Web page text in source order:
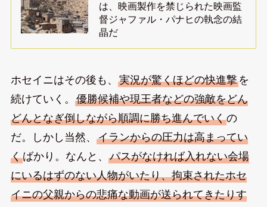
は、映画製作を禁じられた映画監
督ジャファル・パナヒの執念の結
晶だ
ホセイニはその後も、 実況が驚くほどの快進撃を
続けていく。 優勝候補や現王者などの強敵をどん
どんとなぎ倒しながら順調に勝ち進んでいくの
だ。しかし当然、 イランからの圧力は高まってい
くばかり。なんと、 パスがなければ入れない会場
にいるはずのない人物がいたり、拘束されたホセ
イニの父親からの悲痛な動画が送られてきたりす